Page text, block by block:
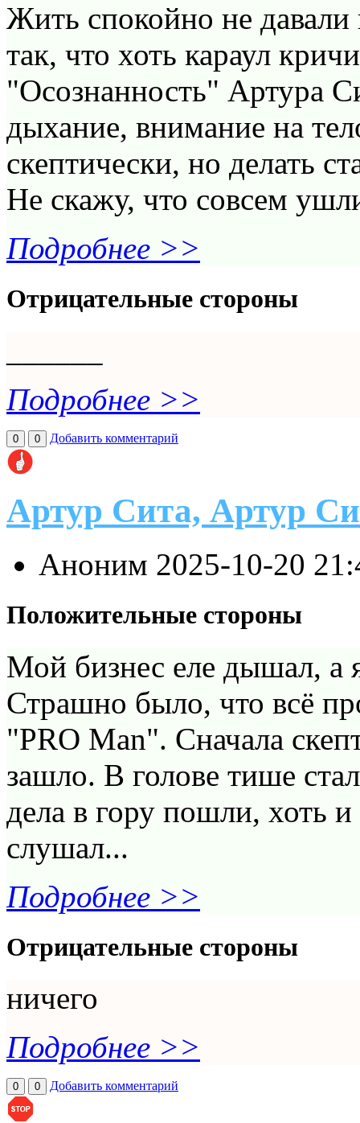
Жить спокойно не давали
так, что хоть караул
"Осознанность" Артура
дыхание, внимание на
скептически, но делать
Не скажу, что совсем
Подробнее >>
Отрицательные стороны
Подробнее >>
0 0 Добавить комментарий
Артур Сита, Артур
Аноним 2025-10-20
Положительные стороны
Мой бизнес еле дышал, а
Страшно было, что всё
"PRO Man". Сначала
зашло. В голове тише
дела в гору пошли, хоть
слушал...
Подробнее >>
Отрицательные стороны
ничего
Подробнее >>
0 0 Добавить комментарий